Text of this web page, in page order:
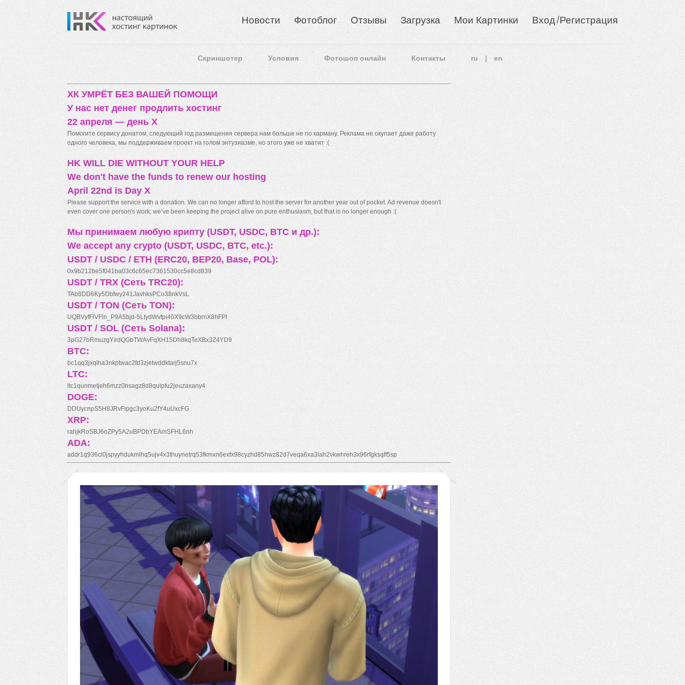
Новости Фотоблог Отзывы Загрузка Мои Картинки Вход/Регистрация
Скриншотер Условия Фотошоп онлайн Контакты ru en
ХК УМРЁТ БЕЗ ВАШЕЙ ПОМОЩИ
У нас нет денег продлить хостинг
22 апреля — день X
Помогите сервису донатом, следующий год размещения сервера нам больше не по карману. Реклама не окупает даже работу
одного человека, мы поддерживаем проект на голом энтузиазме, но этого уже не хватит :(
HK WILL DIE WITHOUT YOUR HELP
We don't have the funds to renew our hosting
April 22nd is Day X
Please support the service with a donation. We can no longer afford to host the server for another year out of pocket. Ad revenue doesn't
even cover one person's work; we’ve been keeping the project alive on pure enthusiasm, but that is no longer enough :(
Мы принимаем любую крипту (USDT, USDC, BTC и др.):
We accept any crypto (USDT, USDC, BTC, etc.):
USDT / USDC / ETH (ERC20, BEP20, Base, POL):
0x9b212be5f041ba03c6c65ec7361530cc5e8cd839
USDT / TRX (Сеть TRC20):
TAb8DD6Ky5Dbfwy241JavhksPCo38nkVsL
USDT / TON (Сеть TON):
UQBVyfFlVFln_P9A5bjd-5LtydWvfpi40X9cW3bbrnX8hFPl
USDT / SOL (Сеть Solana):
3pG27bRmuzgYirdQGbTWAvFqXH15Dh8kqTeXBx3Z4YD9
BTC:
bc1qq3jxqlha3nkptwac2fd3zjetwddktarj5snu7x
LTC:
ltc1qunmetjeh6mzz0hsagz8d8qulpfu2jeuzaxany4
DOGE:
DDUycnpS5H8JRvFipgc3yoKu2fY4uUxcFG
XRP:
rahjkRoSBJ6oZPy5A2uBPDbYEAmSFHL6nh
ADA:
addr1q936cl0jspyyhdukmlhq5ujv4x3thuynetrq53fkmxn6exfx98cyzhd85hwz82d7veqa6xa3lah2vkwhreh3x96rfgksqff5sp